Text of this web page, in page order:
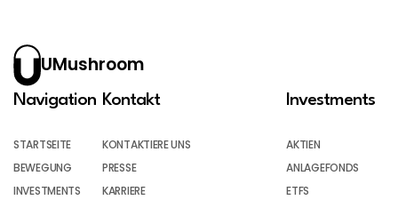
UMushroom
Navigation
STARTSEITE
BEWEGUNG
INVESTMENTS
Kontakt
KONTAKTIERE UNS
PRESSE
KARRIERE
Investments
AKTIEN
ANLAGEFONDS
ETFS